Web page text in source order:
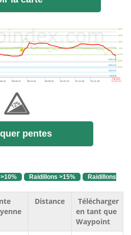
pentes
Raidillons >15%
Raidillons
Distance
Télécharger
en tant que
Waypoint